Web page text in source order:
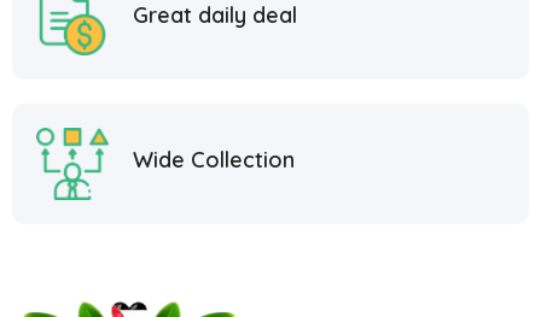
Great daily deal
Wide Collection